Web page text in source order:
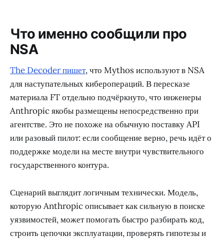
Что именно сообщили про
NSA
The Decoder пишет, что Mythos используют в NSA
для наступательных киберопераций. В пересказе
материала FT отдельно подчёркнуто, что инженеры
Anthropic якобы размещены непосредственно при
агентстве. Это не похоже на обычную поставку API
или разовый пилот: если сообщение верно, речь идёт о
поддержке модели на месте внутри чувствительного
государственного контура.
Сценарий выглядит логичным технически. Модель,
которую Anthropic описывает как сильную в поиске
уязвимостей, может помогать быстро разбирать код,
строить цепочки эксплуатации, проверять гипотезы и